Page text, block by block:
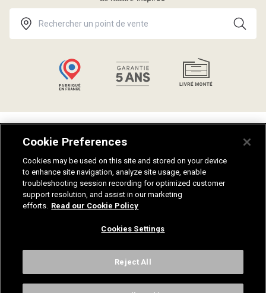
Catalogues
Aides et conseils
Notices de montage
Nuanciers
Mentions légales
Plan du site
Fiches techniques
Recrutement
Sanijura, 33 Rue Stephen Pichon, 39300 Champagnole
Cookie Preferences
Cookies may be used on this site and stored on your device
to enhance site navigation, analyze site usage, enable
troubleshooting session recording for optimized customer
support resolution, and assist in our marketing
efforts. Read our Cookie Policy
Cookies Settings
Reject All